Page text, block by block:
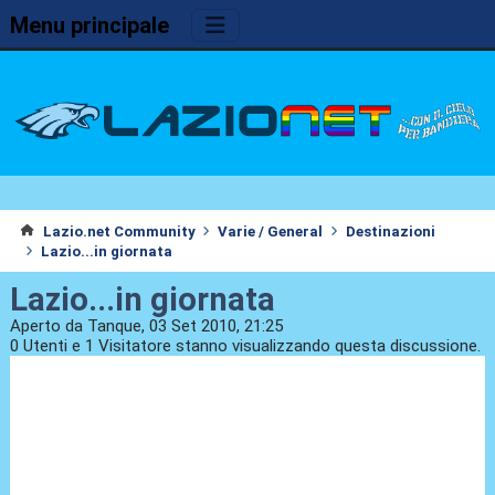
Menu principale
Lazio.net Community Varie / General
Destinazioni
Lazio...in giornata
Lazio...in giornata
Aperto da Tanque, 03 Set 2010, 21:25
0 Utenti e 1 Visitatore stanno visualizzando questa discussione.